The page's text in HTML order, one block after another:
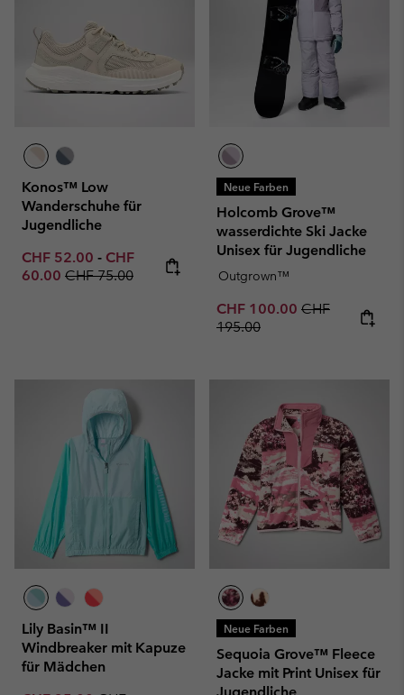
Konos™ Low
Wanderschuhe für
Jugendliche
Minimum sale price:
CHF 52.00 - Maximum sale price:
CHF
60.00 Regular price:
CHF 75.00
Neue Farben
Holcomb Grove™
wasserdichte Ski Jacke
Unisex für Jugendliche
Outgrown™
Sale price:
CHF 100.00 Regular price:
CHF
195.00
Lily Basin™ II
Windbreaker mit Kapuze
für Mädchen
Neue Farben
Sequoia Grove™ Fleece
Jacke mit Print Unisex für